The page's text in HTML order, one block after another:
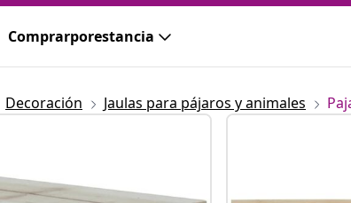
Comprarporestancia
Decoración Jaulas para pájaros y animales